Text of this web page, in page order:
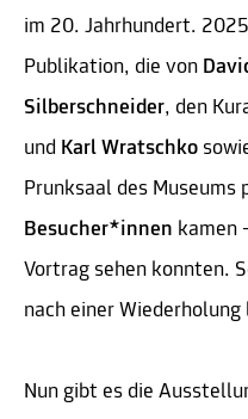
im 20. Jahrhundert.
Publikation, die von
Silberschneider, den
und Karl Wratschko
Prunksaal des Museums
Besucher*innen kamen
Vortrag sehen konnten.
nach einer Wiederholung
Nun gibt es die